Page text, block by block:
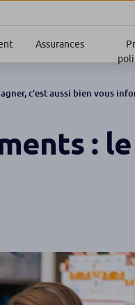
Assurances
c’est aussi bien vous
: